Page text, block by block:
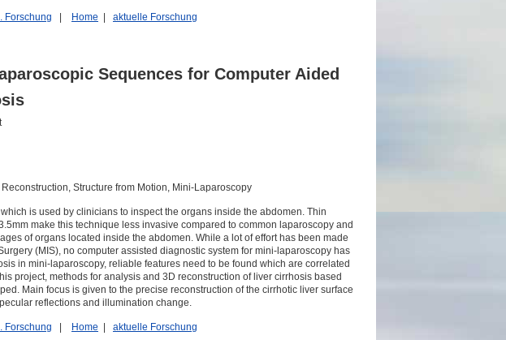
Forschung Home aktuelle Forschung
Sequences for Computer Aided
Structure from Motion, Mini-Laparoscopy
is used by clinicians to inspect the organs inside the abdomen. Thin
make this technique less invasive compared to common laparoscopy and
of organs located inside the abdomen. While a lot of effort has been made
(MIS), no computer assisted diagnostic system for mini-laparoscopy has
in mini-laparoscopy, reliable features need to be found which are correlated
project, methods for analysis and 3D reconstruction of liver cirrhosis based
Main focus is given to the precise reconstruction of the cirrhotic liver surface
reflections and illumination change.
Forschung Home aktuelle Forschung